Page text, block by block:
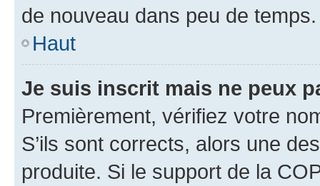
de nouveau dans peu de temps.
Haut
Je suis inscrit mais ne peux
Premièrement, vérifiez votre
S’ils sont corrects, alors une
produite. Si le support de la